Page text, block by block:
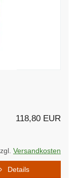
118,80 EUR
Versandkosten
Details